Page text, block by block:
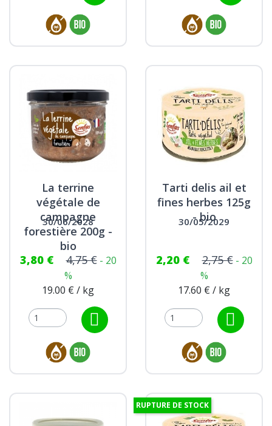
La terrine
végétale de
campagne
forestière 200g -
bio
30/06/2028
3,80 € 4,75 € - 20
%
19.00 € / kg
Tarti delis ail et
fines herbes 125g
- bio
30/05/2029
2,20 € 2,75 € - 20
%
17.60 € / kg
RUPTURE DE STOCK